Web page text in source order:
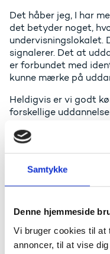
Samtykke
Denne hjemmeside
Vi bruger cookies til at
annoncer, til at vise
Det håber jeg, I har
det betyder noget,
undervisningslokalet.
signalerer. Det at
er forbundet med
kunne mærke på
Heldigvis er vi godt
forskellige
rent faktisk er én
noget ved
videngrundlaget.
Evaluering
fagligheden